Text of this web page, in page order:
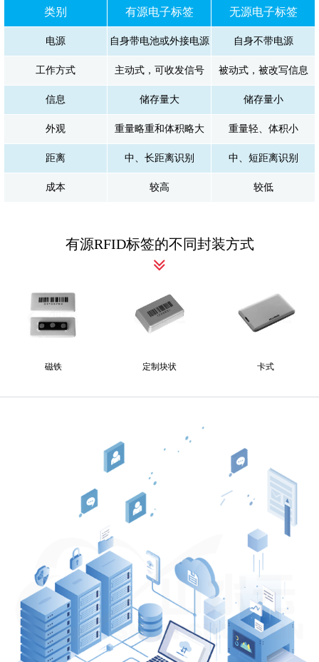
类别 有源电子标签 无源电子标签
电源 自身带电池或外接电源 自身不带电源
工作方式 主动式，可收发信号 被动式，被改写信息
信息 储存量大 储存量小
外观 重量略重和体积略大 重量轻、体积小
距离 中、长距离识别 中、短距离识别
成本 较高 较低
有源RFID标签的不同封装方式
磁铁 定制块状 卡式